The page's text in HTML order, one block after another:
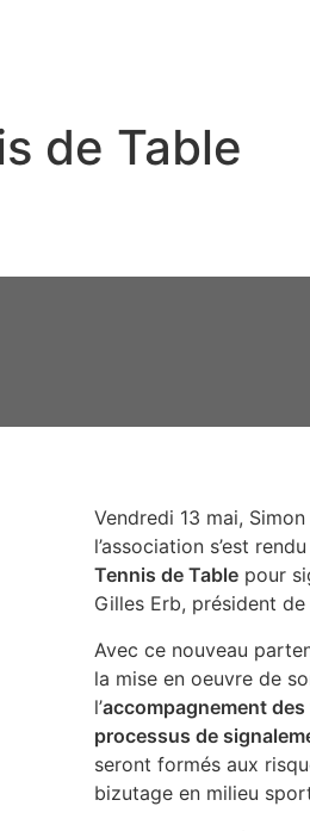
de Table
Vendredi 13 mai,
l’association s’est
Tennis de Table pour
Gilles Erb, président
Avec ce nouveau
la mise en oeuvre de
l’accompagnement
processus de
seront formés aux
bizutage en milieu